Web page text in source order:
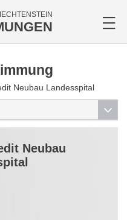
Neubau Landesspital
Neubau